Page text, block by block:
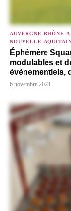
AUVERGNE-RHÔNE-
NOUVELLE-
Éphémère
modulables et
événementiels,
6 novembre 2023